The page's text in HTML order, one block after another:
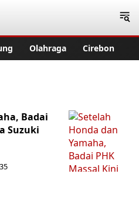
Olahraga Cirebon
Badai
Suzuki